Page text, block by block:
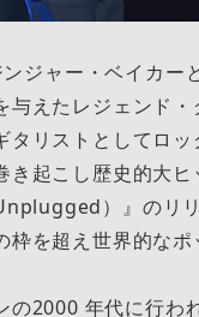
ジャー・ベイカー
えたレジェンド
タリストとしてロ
起こし歴史的⼤
）』のリ
を超え世界的な
2000 年代に⾏わ